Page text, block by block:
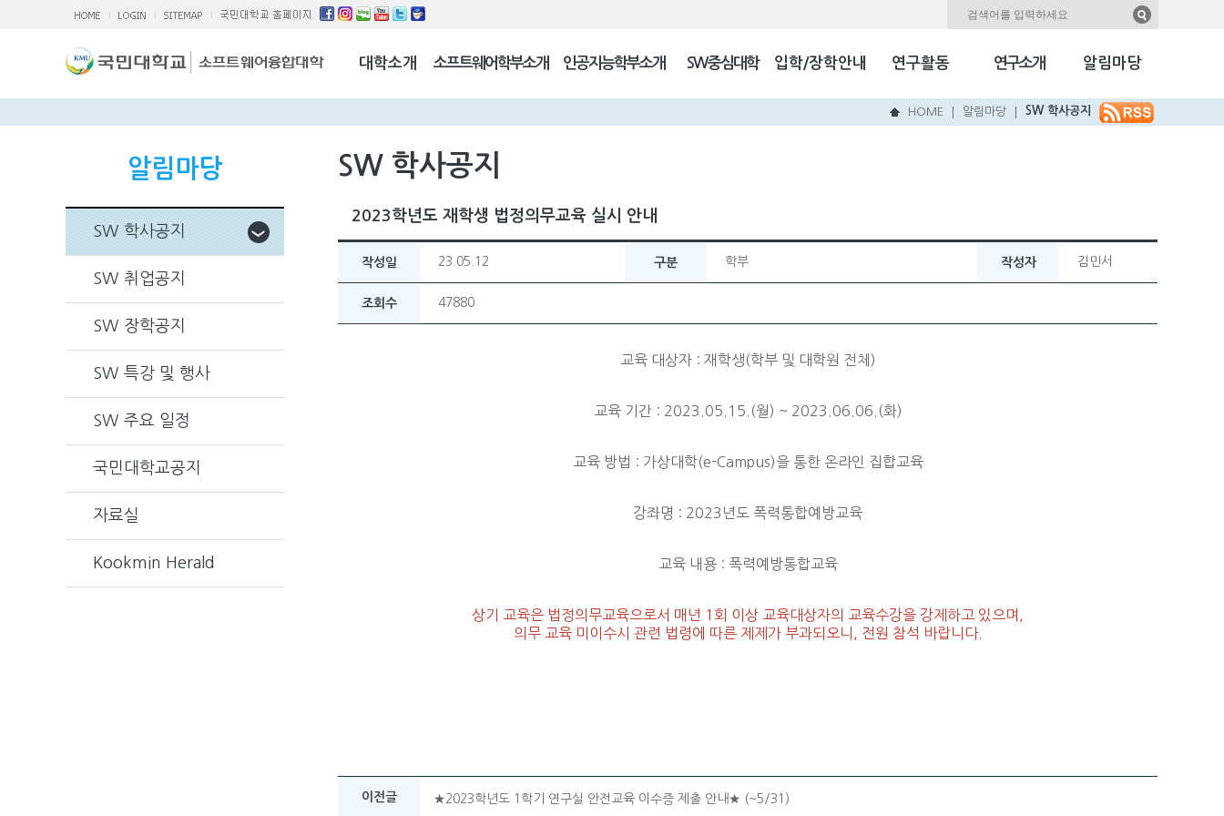
대학소개
소융대Q/A
찾아오시는 길 소프트웨어학부소개 인공지능학부소개 SW중심대학 입학/장학안내 연구활동 연구소개 알림마당
국민NEW & HOT
HOME 알림마당 SW 학사공지
알림마당
SW 학사공지
SW 취업공지
SW 장학공지
SW 특강 및 행사
SW 주요 일정
국민대학교공지
자료실
Kookmin Herald
SW 학사공지
2023학년도 재학생 법정의무교육 실시 안내
작성일 23.05.12 구분 학부 작성자 김민서
조회수 47880
교육 대상자 : 재학생(학부 및 대학원 전체)
교육 기간 : 2023.05.15.(월) ~ 2023.06.06.(화)
교육 방법 : 가상대학(e-Campus)을 통한 온라인 집합교육
강좌명 : 2023년도 폭력통합예방교육
교육 내용 : 폭력예방통합교육
상기 교육은 법정의무교육으로서 매년 1회 이상 교육대상자의 교육수강을 강제하고 있으며,
의무 교육 미이수시 관련 법령에 따른 제제가 부과되오니, 전원 참석 바랍니다.
이전글 ★2023학년도 1학기 연구실 안전교육 이수증 제출 안내★ (~5/31)